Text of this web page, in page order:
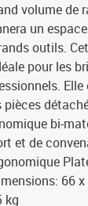
volume de
un
outils.
pour les
pièces
bi-
et de
66
kg